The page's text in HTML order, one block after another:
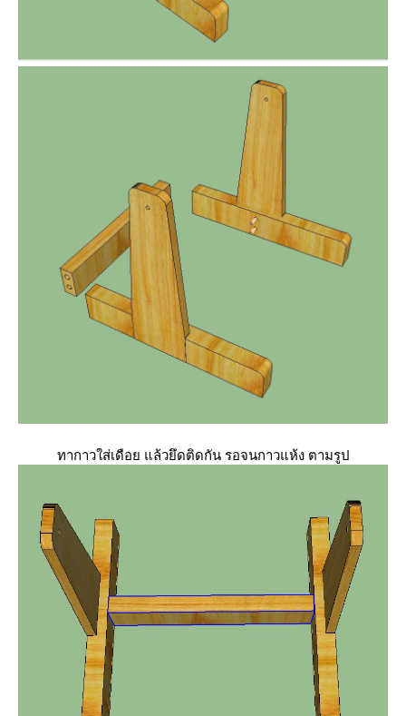
ทากาวใส่เดือย แล้วยึดติดกัน รอจนกาวแห้ง ตามรูป